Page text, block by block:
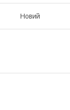
Новий